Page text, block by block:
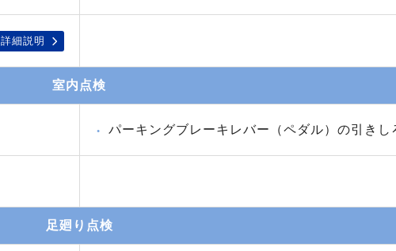
詳細説明
室内点検
パーキングブレーキレバー（ペダル）の引きし
足廻り点検